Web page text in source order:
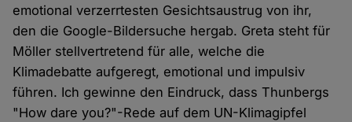
emotional verzerrtesten Gesichtsaustrug von ihr,
den die Google-Bildersuche hergab. Greta steht für
Möller stellvertretend für alle, welche die
Klimadebatte aufgeregt, emotional und impulsiv
führen. Ich gewinne den Eindruck, dass Thunbergs
"How dare you?"-Rede auf dem UN-Klimagipfel